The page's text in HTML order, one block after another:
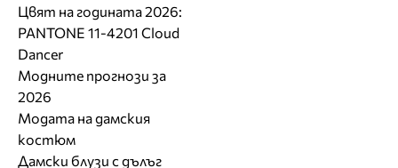
Цвят на годината 2026:
PANTONE 11-4201 Cloud
Dancer
Модните прогнози за
2026
Модата на дамския
костюм
Дамски блузи с дълъг